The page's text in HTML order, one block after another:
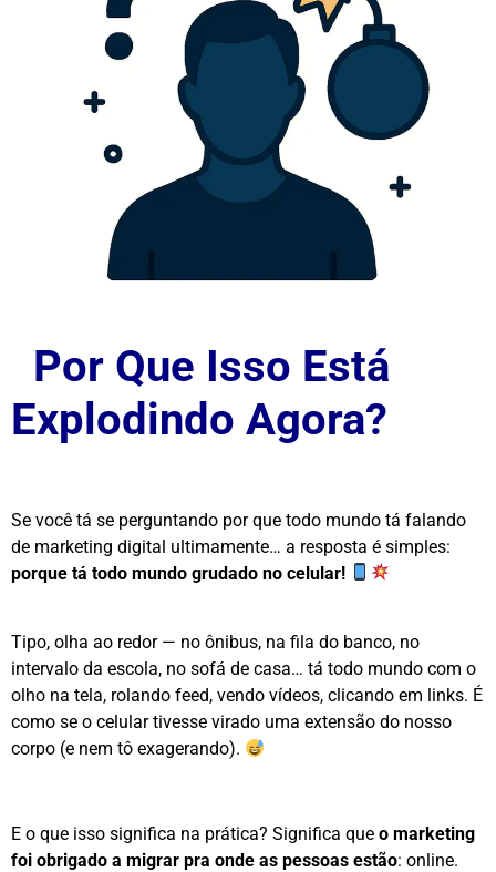
Por Que Isso Está
Explodindo Agora?
Se você tá se perguntando por que todo mundo tá falando
de marketing digital ultimamente… a resposta é simples:
porque tá todo mundo grudado no celular!
Tipo, olha ao redor — no ônibus, na fila do banco, no
intervalo da escola, no sofá de casa… tá todo mundo com o
olho na tela, rolando feed, vendo vídeos, clicando em links. É
como se o celular tivesse virado uma extensão do nosso
corpo (e nem tô exagerando).
E o que isso significa na prática? Significa que o marketing
foi obrigado a migrar pra onde as pessoas estão: online.